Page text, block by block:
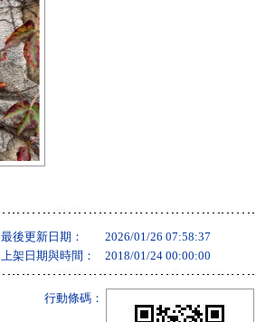
最後更新日期：
2026/01/26 07:58:37
上架日期與時間：
2018/01/24 00:00:00
行動條碼：